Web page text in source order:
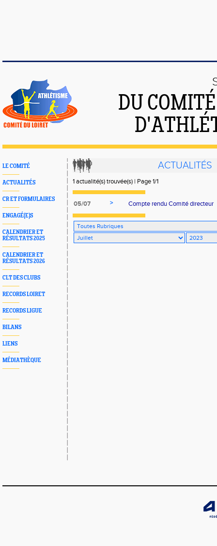
DU
LE COMITÉ
ACTUALITÉS
CR ET FORMULAIRES
ENGAGÉ(E)S
CALENDRIER ET
RÉSULTATS 2025
CALENDRIER ET
RÉSULTATS 2026
CLT DES CLUBS
RECORDS LOIRET
RECORDS LIGUE
BILANS
LIENS
MÉDIATHÈQUE
ACTUALITÉS
1 actualité(s) trouvée(s) | Page 1/1
05/07 > Compte rendu Comité directeur